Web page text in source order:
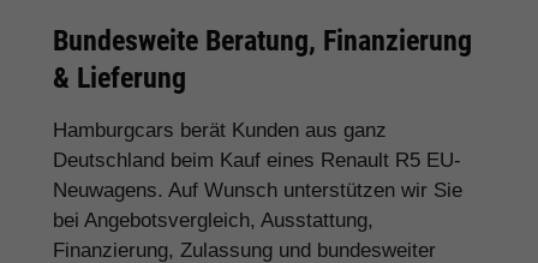
Bundesweite Beratung, Finanzierung
& Lieferung
Hamburgcars berät Kunden aus ganz
Deutschland beim Kauf eines Renault R5 EU-
Neuwagens. Auf Wunsch unterstützen wir Sie
bei Angebotsvergleich, Ausstattung,
Finanzierung, Zulassung und bundesweiter